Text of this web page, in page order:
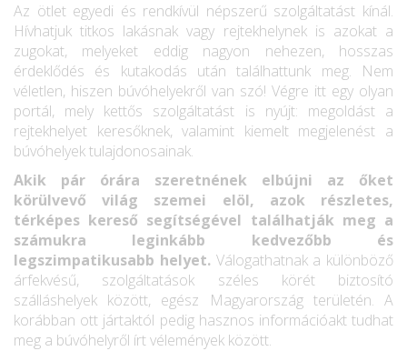
Az ötlet egyedi és rendkívül népszerű szolgáltatást kínál.
Hívhatjuk titkos lakásnak vagy rejtekhelynek is azokat a
zugokat, melyeket eddig nagyon nehezen, hosszas
érdeklődés és kutakodás után találhattunk meg. Nem
véletlen, hiszen búvóhelyekről van szó! Végre itt egy olyan
portál, mely kettős szolgáltatást is nyújt: megoldást a
rejtekhelyet keresőknek, valamint kiemelt megjelenést a
búvóhelyek tulajdonosainak.
Akik pár órára szeretnének elbújni az őket
körülvevő világ szemei elöl, azok részletes,
térképes kereső segítségével találhatják meg a
számukra leginkább kedvezőbb és
legszimpatikusabb helyet.Válogathatnak a különböző
árfekvésű, szolgáltatások széles körét biztosító
szálláshelyek között, egész Magyarország területén. A
korábban ott jártaktól pedig hasznos információakt tudhat
meg a búvóhelyről írt vélemények között.